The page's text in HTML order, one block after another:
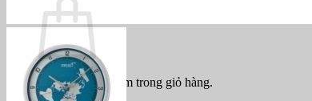
Chưa có sản phẩm trong giỏ hàng.